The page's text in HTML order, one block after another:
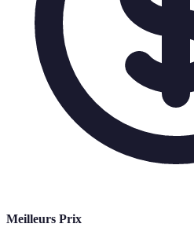
Meilleurs Prix